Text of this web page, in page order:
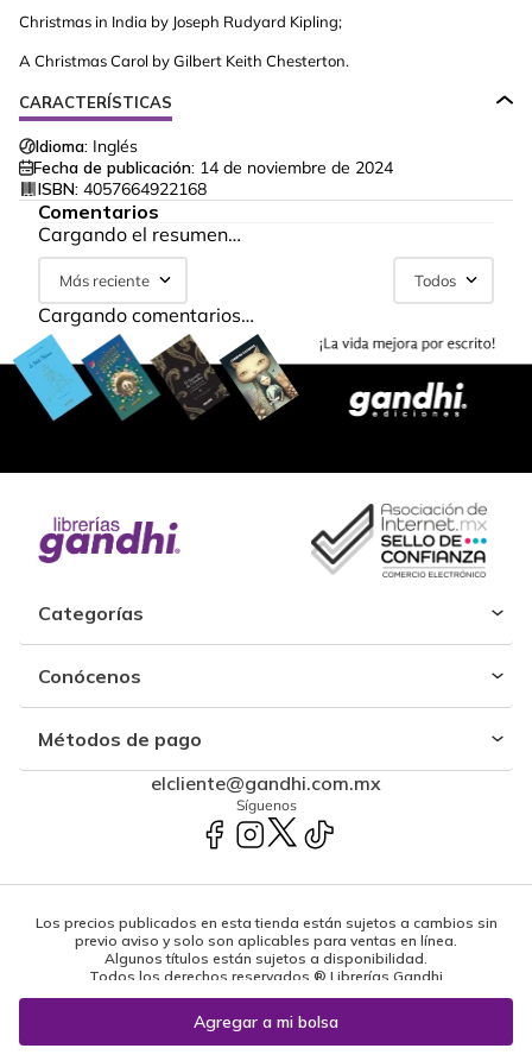
Christmas in India by Joseph Rudyard Kipling;
A Christmas Carol by Gilbert Keith Chesterton.
CARACTERÍSTICAS
Idioma: Inglés
Fecha de publicación: 14 de noviembre de 2024
ISBN: 4057664922168
Comentarios
Cargando el resumen…
Más reciente Todos
Cargando comentarios…
Categorías
Conócenos
Métodos de pago
elcliente@gandhi.com.mx
Síguenos
Los precios publicados en esta tienda están sujetos a cambios sin
previo aviso y solo son aplicables para ventas en línea.
Algunos títulos están sujetos a disponibilidad.
Todos los derechos reservados ® Librerías Gandhi